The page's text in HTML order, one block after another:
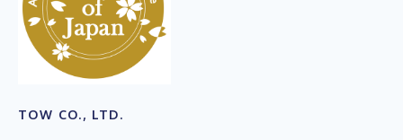
TOW CO., LTD.